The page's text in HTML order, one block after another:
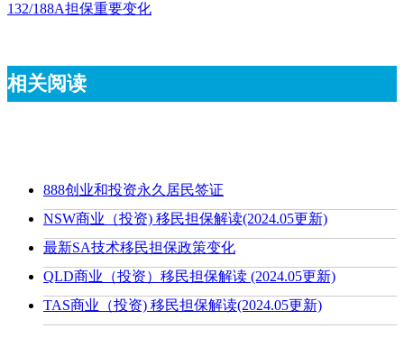
132/188A担保重要变化
相关阅读
888创业和投资永久居民签证
NSW商业（投资) 移民担保解读(2024.05更新)
最新SA技术移民担保政策变化
QLD商业（投资）移民担保解读 (2024.05更新)
TAS商业（投资) 移民担保解读(2024.05更新)